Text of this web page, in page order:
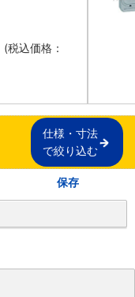
(税込価格：
仕様・寸法
で絞り込む
保存